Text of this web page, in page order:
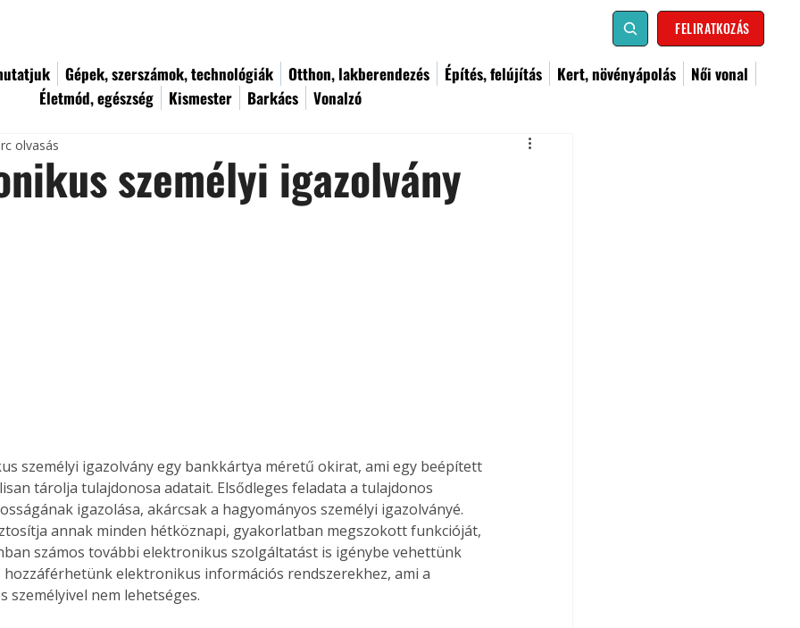
FELIRATKOZÁS
Gépek, szerszámok, technológiák Otthon, lakberendezés Építés, felújítás Kert, növényápolás
Női vonal
Életmód, egészség
Kismester Barkács Vonalzó
személyi igazolvány
olvasás
személyi igazolvány egy bankkártya méretű okirat, ami egy beépített
tárolja tulajdonosa adatait. Elsődleges feladata a tulajdonos
igazolása, akárcsak a hagyományos személyi igazolványé.
annak minden hétköznapi, gyakorlatban megszokott funkcióját,
számos további elektronikus szolgáltatást is igénybe vehettünk
hozzáférhetünk elektronikus információs rendszerekhez, ami a
személyivel nem lehetséges.